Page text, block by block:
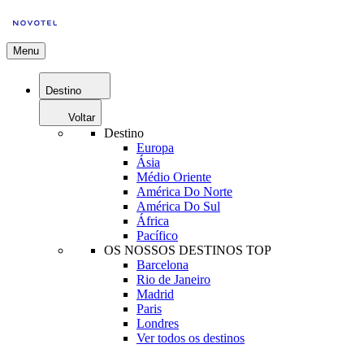
Menu
Destino
Voltar
Destino
Europa
Ásia
Médio Oriente
América Do Norte
América Do Sul
África
Pacífico
OS NOSSOS DESTINOS TOP
Barcelona
Rio de Janeiro
Madrid
Paris
Londres
Ver todos os destinos